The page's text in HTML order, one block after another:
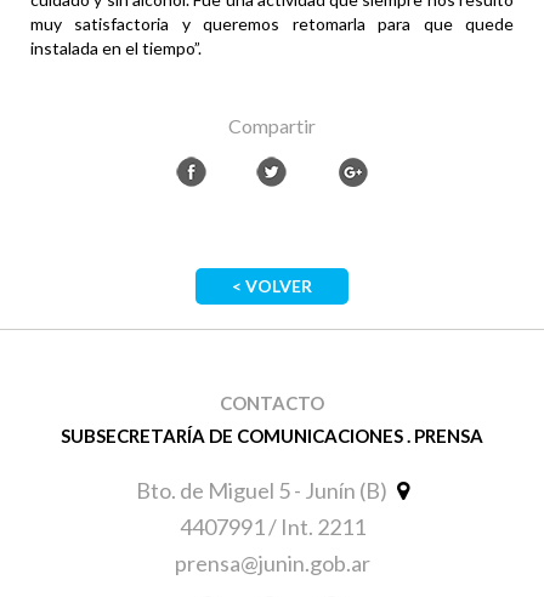
muy satisfactoria y queremos retomarla para que quede
instalada en el tiempo”.
Compartir
< VOLVER
CONTACTO
SUBSECRETARÍA DE COMUNICACIONES . PRENSA
Bto. de Miguel 5 - Junín (B)
4407991 / Int. 2211
prensa@junin.gob.ar